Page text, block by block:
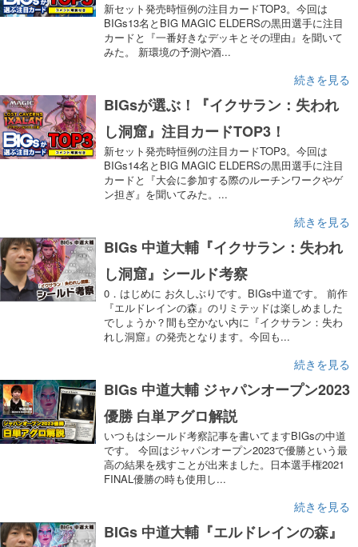
新セット発売時恒例の注目カードTOP3。今回は
BIGs13名とBIG MAGIC ELDERSの黒田選手に注目
カードと『一番好きなデッキとその理由』を聞いて
みた。 新環境の予測や酒...
続きを見る
BIGsが選ぶ！『イクサラン：失われ
し洞窟』注目カードTOP3！
新セット発売時恒例の注目カードTOP3。今回は
BIGs14名とBIG MAGIC ELDERSの黒田選手に注目
カードと『大会に参加する際のルーチンワークやゲ
ン担ぎ』を聞いてみた。...
続きを見る
BIGs 中道大輔『イクサラン：失われ
し洞窟』シールド考察
0．はじめに お久しぶりです。BIGs中道です。 前作
『エルドレインの森』のリミテッドは楽しめました
でしょうか？間も空かない内に『イクサラン：失わ
れし洞窟』の発売となります。今回も...
続きを見る
BIGs 中道大輔 ジャパンオープン2023
優勝 白単アグロ解説
いつもはシールド考察記事を書いてますBIGsの中道
です。 今回はジャパンオープン2023で優勝という最
高の結果を残すことが出来ました。日本選手権2021
FINAL優勝の時も使用し...
続きを見る
BIGs 中道大輔『エルドレインの森』